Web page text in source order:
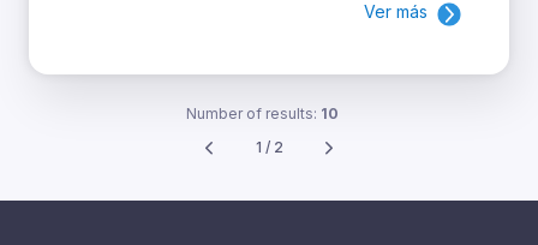
Ver más
Number of results: 10
1 / 2